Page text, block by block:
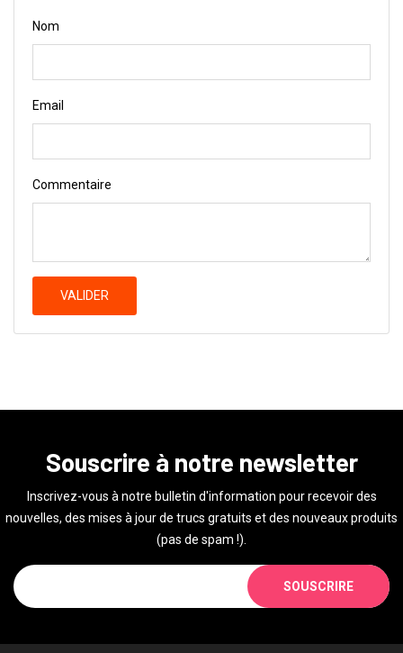
Nom
Email
Commentaire
VALIDER
Souscrire à notre newsletter
Inscrivez-vous à notre bulletin d'information pour recevoir des
nouvelles, des mises à jour de trucs gratuits et des nouveaux produits
(pas de spam !).
SOUSCRIRE